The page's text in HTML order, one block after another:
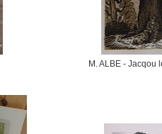
M. ALBE - Jacqou